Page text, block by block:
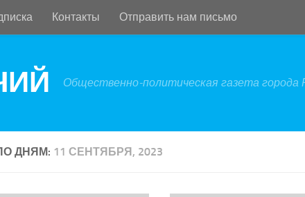
Контакты Отправить нам письмо
Общественно-политическая газета города
ДНЯМ: 11 СЕНТЯБРЯ, 2023